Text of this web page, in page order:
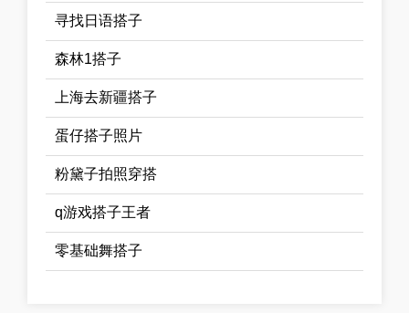
寻找日语搭子
森林1搭子
上海去新疆搭子
蛋仔搭子照片
粉黛子拍照穿搭
q游戏搭子王者
零基础舞搭子